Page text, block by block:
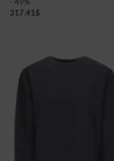
- 49%
317.41 $